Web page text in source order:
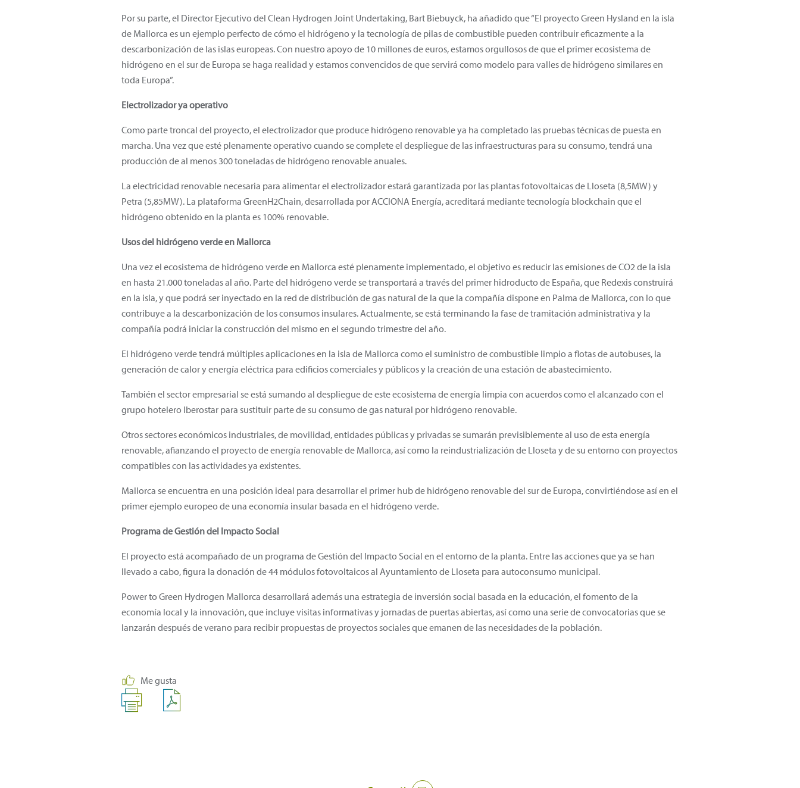
Por su parte, el Director Ejecutivo del Clean Hydrogen Joint Undertaking, Bart Biebuyck, ha añadido que “El proyecto Green Hysland en la isla
de Mallorca es un ejemplo perfecto de cómo el hidrógeno y la tecnología de pilas de combustible pueden contribuir eficazmente a la
descarbonización de las islas europeas. Con nuestro apoyo de 10 millones de euros, estamos orgullosos de que el primer ecosistema de
hidrógeno en el sur de Europa se haga realidad y estamos convencidos de que servirá como modelo para valles de hidrógeno similares en
toda Europa”.
Electrolizador ya operativo
Como parte troncal del proyecto, el electrolizador que produce hidrógeno renovable ya ha completado las pruebas técnicas de puesta en
marcha. Una vez que esté plenamente operativo cuando se complete el despliegue de las infraestructuras para su consumo, tendrá una
producción de al menos 300 toneladas de hidrógeno renovable anuales.
La electricidad renovable necesaria para alimentar el electrolizador estará garantizada por las plantas fotovoltaicas de Lloseta (8,5MW) y
Petra (5,85MW). La plataforma GreenH2Chain, desarrollada por ACCIONA Energía, acreditará mediante tecnología blockchain que el
hidrógeno obtenido en la planta es 100% renovable.
Usos del hidrógeno verde en Mallorca
Una vez el ecosistema de hidrógeno verde en Mallorca esté plenamente implementado, el objetivo es reducir las emisiones de CO2 de la isla
en hasta 21.000 toneladas al año. Parte del hidrógeno verde se transportará a través del primer hidroducto de España, que Redexis construirá
en la isla, y que podrá ser inyectado en la red de distribución de gas natural de la que la compañía dispone en Palma de Mallorca, con lo que
contribuye a la descarbonización de los consumos insulares. Actualmente, se está terminando la fase de tramitación administrativa y la
compañía podrá iniciar la construcción del mismo en el segundo trimestre del año.
El hidrógeno verde tendrá múltiples aplicaciones en la isla de Mallorca como el suministro de combustible limpio a flotas de autobuses, la
generación de calor y energía eléctrica para edificios comerciales y públicos y la creación de una estación de abastecimiento.
También el sector empresarial se está sumando al despliegue de este ecosistema de energía limpia con acuerdos como el alcanzado con el
grupo hotelero Iberostar para sustituir parte de su consumo de gas natural por hidrógeno renovable.
Otros sectores económicos industriales, de movilidad, entidades públicas y privadas se sumarán previsiblemente al uso de esta energía
renovable, afianzando el proyecto de energía renovable de Mallorca, así como la reindustrialización de Lloseta y de su entorno con proyectos
compatibles con las actividades ya existentes.
Mallorca se encuentra en una posición ideal para desarrollar el primer hub de hidrógeno renovable del sur de Europa, convirtiéndose así en el
primer ejemplo europeo de una economía insular basada en el hidrógeno verde.
Programa de Gestión del Impacto Social
El proyecto está acompañado de un programa de Gestión del Impacto Social en el entorno de la planta. Entre las acciones que ya se han
llevado a cabo, figura la donación de 44 módulos fotovoltaicos al Ayuntamiento de Lloseta para autoconsumo municipal.
Power to Green Hydrogen Mallorca desarrollará además una estrategia de inversión social basada en la educación, el fomento de la
economía local y la innovación, que incluye visitas informativas y jornadas de puertas abiertas, así como una serie de convocatorias que se
lanzarán después de verano para recibir propuestas de proyectos sociales que emanen de las necesidades de la población.
Me gusta